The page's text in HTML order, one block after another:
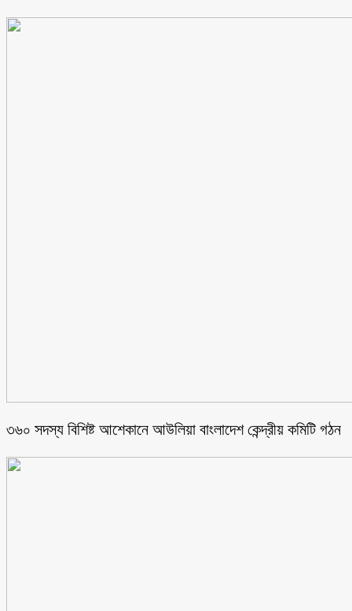
৩৬০ সদস্য বিশিষ্ট আশেকানে আউলিয়া বাংলাদেশ কেন্দ্রীয় কমিটি গঠন